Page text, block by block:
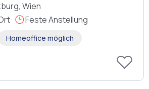
Wien
Feste Anstellung
Homeoffice möglich